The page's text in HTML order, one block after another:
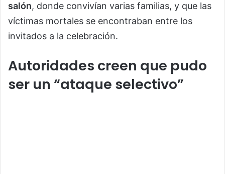
salón, donde convivían varias familias, y que las
víctimas mortales se encontraban entre los
invitados a la celebración.
Autoridades creen que pudo
ser un “ataque selectivo”